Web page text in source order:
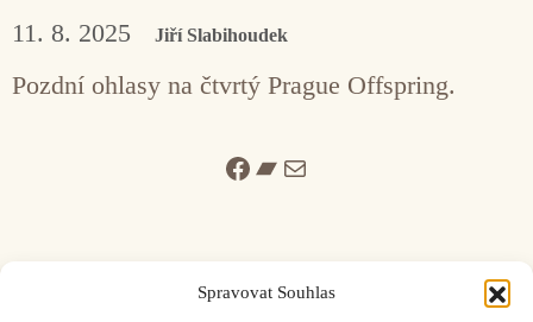
Spravovat Souhlas
11. 8. 2025 Jiří Slabihoudek
Pozdní ohlasy na čtvrtý Prague Offspring.
Facebook
Bandcamp
Mail